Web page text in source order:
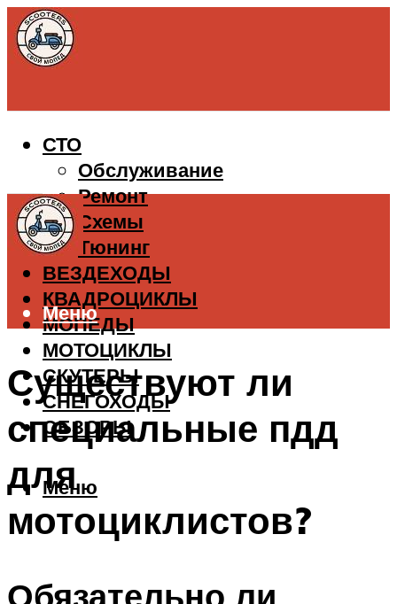
СТО
Обслуживание
Ремонт
Схемы
Тюнинг
ВЕЗДЕХОДЫ
КВАДРОЦИКЛЫ
МОПЕДЫ
МОТОЦИКЛЫ
СКУТЕРЫ
СНЕГОХОДЫ
ОБЗОРЫ
Меню
Меню
Существуют ли
специальные пдд
для
мотоциклистов?